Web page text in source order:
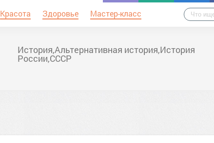
Красота Здоровье Мастер-класс
История,Альтернативная история,История
России,СССР